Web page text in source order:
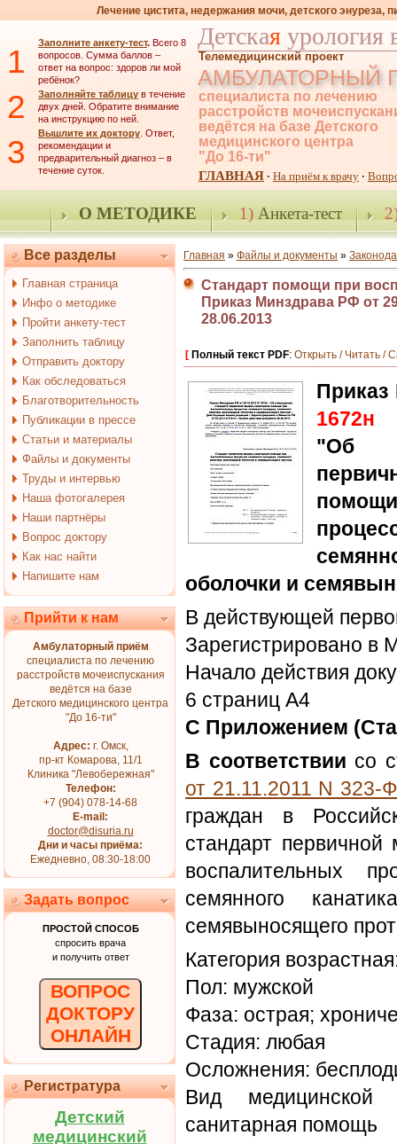
Лечение цистита, недержания мочи, детского энуреза,
1 Заполните анкету-тест. Всего 8
вопросов. Сумма баллов –
ответ на вопрос: здоров ли мой
ребёнок?
2 Заполняйте таблицу в течение
двух дней. Обратите внимание
на инструкцию по ней.
3 Вышлите их доктору. Ответ,
рекомендации и
предварительный диагноз – в
течение суток.
Детская урология
Телемедицинский проект
АМБУЛАТОРНЫЙ
специалиста по лечению
расстройств
ведётся на базе Детского
медицинского центра
"До 16-ти"
ГЛАВНАЯ · На приём к врачу ·
О МЕТОДИКЕ 1)Анкета-тест
Все разделы
Главная страница
Инфо о методике
Пройти анкету-тест
Заполнить таблицу
Отправить доктору
Как обследоваться
Благотворительность
Публикации в прессе
Статьи и материалы
Файлы и документы
Труды и интервью
Наша фотогалерея
Наши партнёры
Вопрос доктору
Как нас найти
Напишите нам
Прийти к нам
Амбулаторный приём
специалиста по лечению
расстройств мочеиспускания
ведётся на базе
Детского медицинского центра
"До 16-ти"
Адрес: г. Омск,
пр-кт Комарова, 11/1
Клиника "Левобережная"
Телефон:
+7 (904) 078-14-68
E-mail:
doctor@disuria.ru
Дни и часы приёма:
Ежедневно, 08:30-18:00
Задать вопрос
ПРОСТОЙ СПОСОБ
спросить врача
и получить ответ
ВОПРОС
ДОКТОРУ
ОНЛАЙН
Регистратура
Детский
медицинский
Главная » Файлы и документы »
Стандарт помощи при
Приказ Минздрава РФ от
28.06.2013
[ Полный текст PDF: Открыть / Читать /
Приказ
1672н
"Об
оболочки и
В действующей
Зарегистрировано в
Начало действия
6 страниц А4
С Приложением
В соответствии со
от 21.11.2011 N 323-
граждан в
стандарт
воспалительных
семянного
семявыносящего
Категория
Пол: мужской
Фаза: острая;
Стадия: любая
Осложнения:
Вид медицинской
санитарная помощь